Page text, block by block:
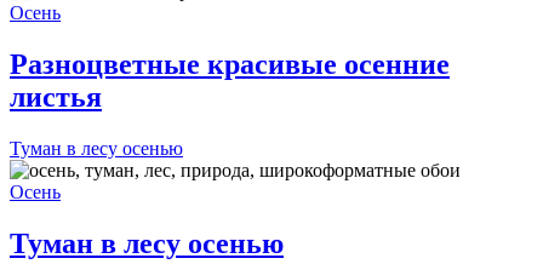
Осень
Разноцветные красивые осенние
листья
Туман в лесу осенью
Осень
Туман в лесу осенью